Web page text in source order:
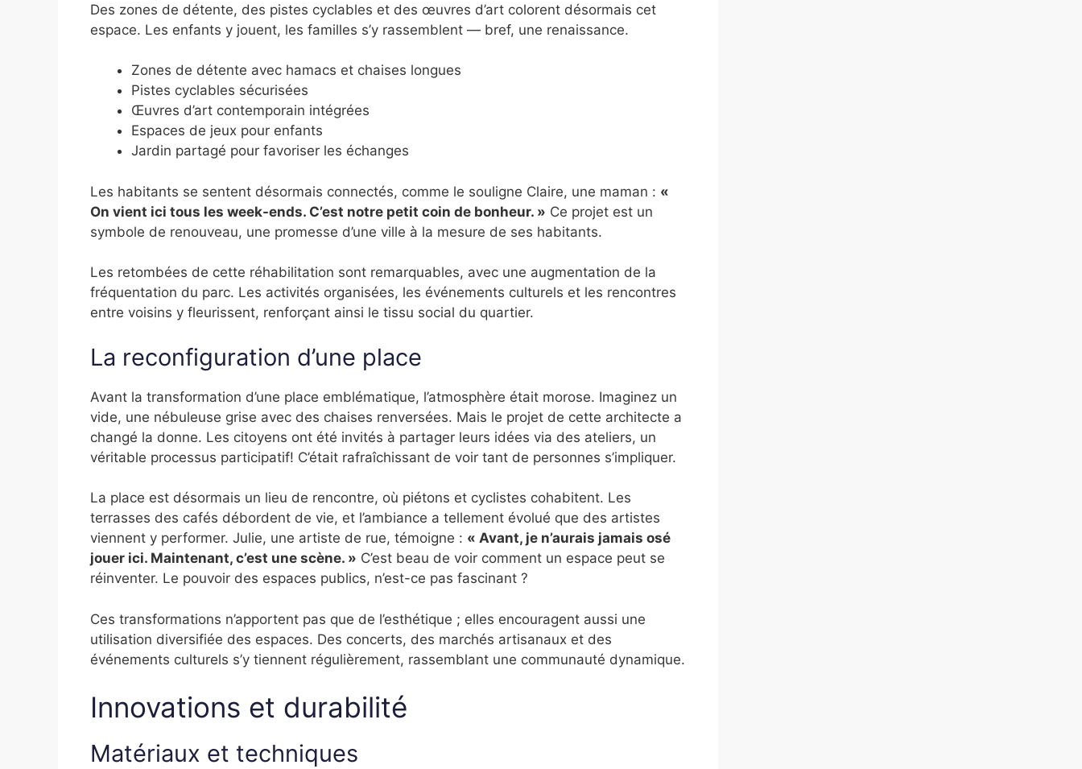
Des zones de détente, des pistes cyclables et des œuvres d’art colorent désormais cet
espace. Les enfants y jouent, les familles s’y rassemblent — bref, une renaissance.
Zones de détente avec hamacs et chaises longues
Pistes cyclables sécurisées
Œuvres d’art contemporain intégrées
Espaces de jeux pour enfants
Jardin partagé pour favoriser les échanges
Les habitants se sentent désormais connectés, comme le souligne Claire, une maman : «
On vient ici tous les week-ends. C’est notre petit coin de bonheur. » Ce projet est un
symbole de renouveau, une promesse d’une ville à la mesure de ses habitants.
Les retombées de cette réhabilitation sont remarquables, avec une augmentation de la
fréquentation du parc. Les activités organisées, les événements culturels et les rencontres
entre voisins y fleurissent, renforçant ainsi le tissu social du quartier.
La reconfiguration d’une place
Avant la transformation d’une place emblématique, l’atmosphère était morose. Imaginez un
vide, une nébuleuse grise avec des chaises renversées. Mais le projet de cette architecte a
changé la donne. Les citoyens ont été invités à partager leurs idées via des ateliers, un
véritable processus participatif! C’était rafraîchissant de voir tant de personnes s’impliquer.
La place est désormais un lieu de rencontre, où piétons et cyclistes cohabitent. Les
terrasses des cafés débordent de vie, et l’ambiance a tellement évolué que des artistes
viennent y performer. Julie, une artiste de rue, témoigne : « Avant, je n’aurais jamais osé
jouer ici. Maintenant, c’est une scène. » C’est beau de voir comment un espace peut se
réinventer. Le pouvoir des espaces publics, n’est-ce pas fascinant ?
Ces transformations n’apportent pas que de l’esthétique ; elles encouragent aussi une
utilisation diversifiée des espaces. Des concerts, des marchés artisanaux et des
événements culturels s’y tiennent régulièrement, rassemblant une communauté dynamique.
Innovations et durabilité
Matériaux et techniques